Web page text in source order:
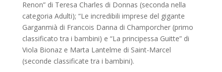
Renon” di Teresa Charles di Donnas (seconda nella
categoria Adulti); “Le incredibili imprese del gigante
Garganmià di Francois Danna di Champorcher (primo
classificato tra i bambini) e “La principessa Guitte” di
Viola Bionaz e Marta Lantelme di Saint-Marcel
(seconde classificate tra i bambini).